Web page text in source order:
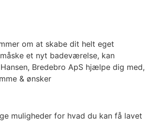
om at skabe dit helt eget
et nyt badeværelse, kan
Bredebro ApS hjælpe dig med,
& ønsker
muligheder for hvad du kan få lavet